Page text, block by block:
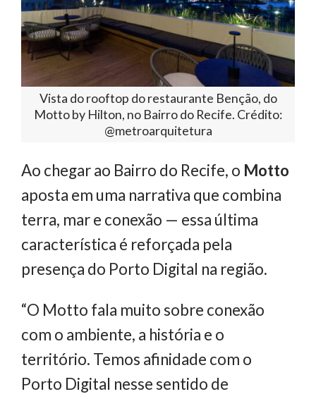
Vista do rooftop do restaurante Benção, do
Motto by Hilton, no Bairro do Recife. Crédito:
@metroarquitetura
Ao chegar ao Bairro do Recife, o Motto
aposta em uma narrativa que combina
terra, mar e conexão — essa última
característica é reforçada pela
presença do Porto Digital na região.
“O Motto fala muito sobre conexão
com o ambiente, a história e o
território. Temos afinidade com o
Porto Digital nesse sentido de